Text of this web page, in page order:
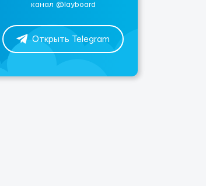
канал @layboard
Открыть Telegram